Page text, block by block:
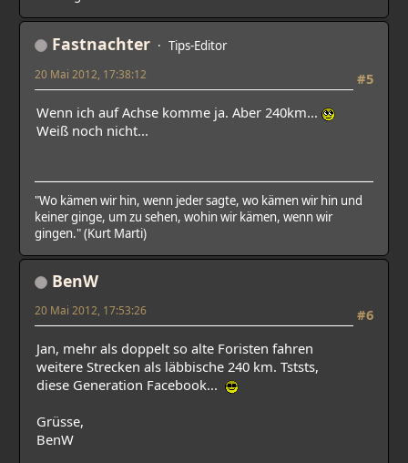
Fastnachter Tips-Editor
#5
20 Mai 2012, 17:38:12
Wenn ich auf Achse komme ja. Aber 240km...
Weiß noch nicht...
"Wo kämen wir hin, wenn jeder sagte, wo kämen wir hin und
keiner ginge, um zu sehen, wohin wir kämen, wenn wir
gingen." (Kurt Marti)
BenW
#6
20 Mai 2012, 17:53:26
Jan, mehr als doppelt so alte Foristen fahren
weitere Strecken als läbbische 240 km. Tststs,
diese Generation Facebook...
Grüsse,
BenW